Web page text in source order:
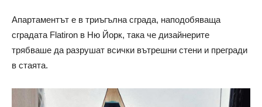
Апартаментът е в триъгълна сграда, наподобяваща
сградата Flatiron в Ню Йорк, така че дизайнерите
трябваше да разрушат всички вътрешни стени и прегради
в стаята.